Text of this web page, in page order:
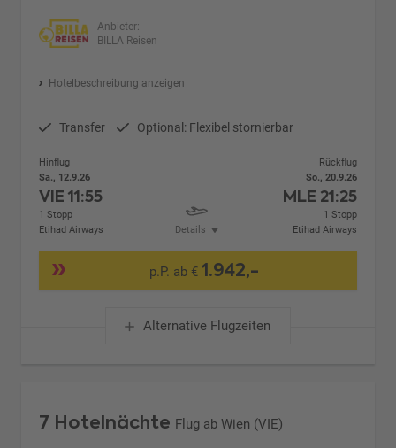
Anbieter:
BILLA Reisen
Hotelbeschreibung anzeigen
Transfer Optional: Flexibel stornierbar
Hinflug
Sa., 12.9.26
VIE11:55
1 Stopp
Etihad Airways
Details
Rückflug
So., 20.9.26
MLE 21:25
1 Stopp
Etihad Airways
p.P. ab € 1.942,-
Alternative Flugzeiten
7 Hotelnächte Flug ab Wien (VIE)